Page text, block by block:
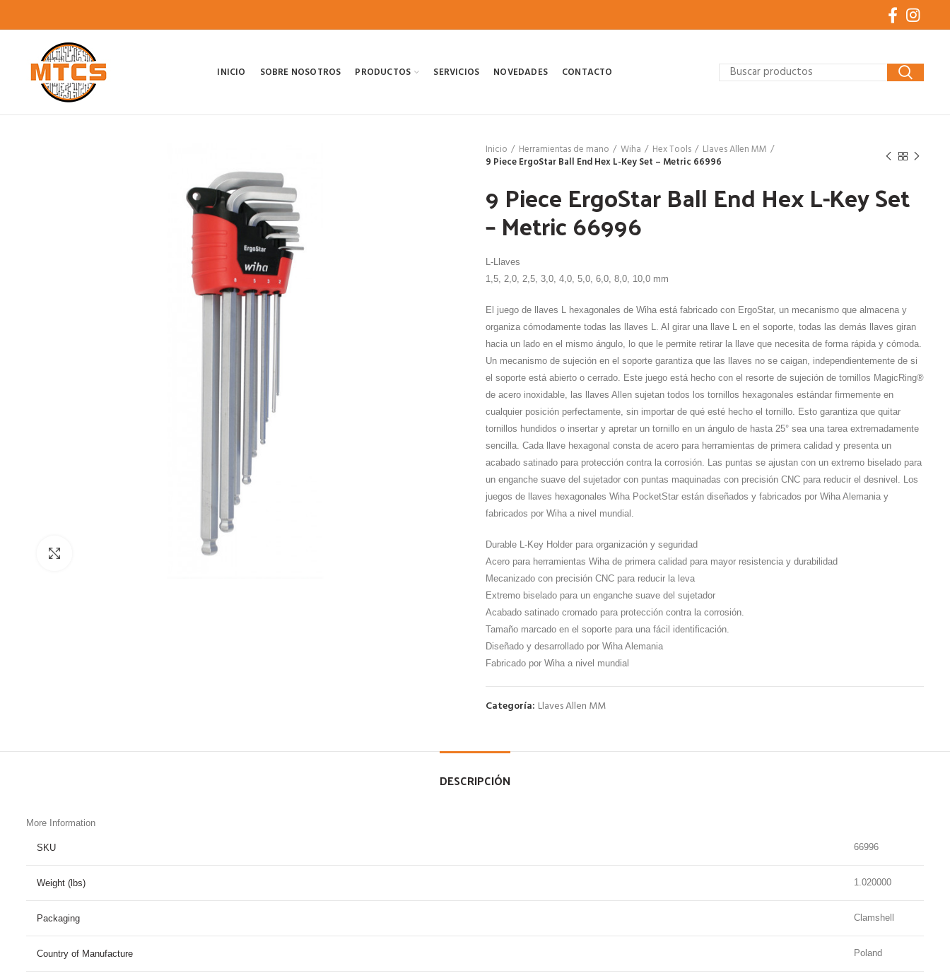
INICIO SOBRE NOSOTROS PRODUCTOS SERVICIOS NOVEDADES CONTACTO
Inicio Herramientas de mano Wiha Hex Tools
Llaves Allen MM
9 Piece ErgoStar Ball End Hex L-Key Set – Metric 66996
9 Piece ErgoStar Ball End Hex L-Key Set
– Metric 66996
L-Llaves
1,5, 2,0, 2,5, 3,0, 4,0, 5,0, 6,0, 8,0, 10,0 mm
El juego de llaves L hexagonales de Wiha está fabricado con ErgoStar, un mecanismo que almacena y
organiza cómodamente todas las llaves L. Al girar una llave L en el soporte, todas las demás llaves giran
hacia un lado en el mismo ángulo, lo que le permite retirar la llave que necesita de forma rápida y cómoda.
Un mecanismo de sujeción en el soporte garantiza que las llaves no se caigan, independientemente de si
el soporte está abierto o cerrado. Este juego está hecho con el resorte de sujeción de tornillos MagicRing®
de acero inoxidable, las llaves Allen sujetan todos los tornillos hexagonales estándar firmemente en
cualquier posición perfectamente, sin importar de qué esté hecho el tornillo. Esto garantiza que quitar
tornillos hundidos o insertar y apretar un tornillo en un ángulo de hasta 25° sea una tarea extremadamente
sencilla. Cada llave hexagonal consta de acero para herramientas de primera calidad y presenta un
acabado satinado para protección contra la corrosión. Las puntas se ajustan con un extremo biselado para
un enganche suave del sujetador con puntas maquinadas con precisión CNC para reducir el desnivel. Los
juegos de llaves hexagonales Wiha PocketStar están diseñados y fabricados por Wiha Alemania y
fabricados por Wiha a nivel mundial.
Durable L-Key Holder para organización y seguridad
Acero para herramientas Wiha de primera calidad para mayor resistencia y durabilidad
Mecanizado con precisión CNC para reducir la leva
Extremo biselado para un enganche suave del sujetador
Acabado satinado cromado para protección contra la corrosión.
Tamaño marcado en el soporte para una fácil identificación.
Diseñado y desarrollado por Wiha Alemania
Fabricado por Wiha a nivel mundial
Categoría: Llaves Allen MM
DESCRIPCIÓN
More Information
SKU 66996
Weight (lbs) 1.020000
Packaging Clamshell
Country of Manufacture Poland